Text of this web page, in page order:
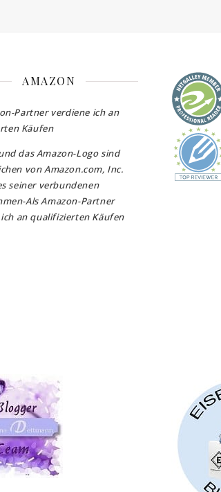
AMAZON
Partner verdiene ich an
Käufen
das Amazon-Logo sind
von Amazon.com, Inc.
seiner verbundenen
Als Amazon-Partner
an qualifizierten Käufen